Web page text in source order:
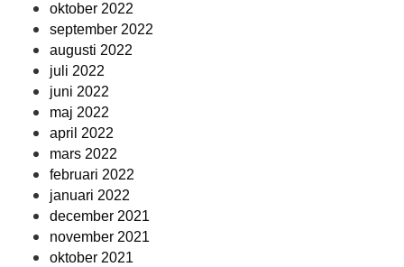
oktober 2022
september 2022
augusti 2022
juli 2022
juni 2022
maj 2022
april 2022
mars 2022
februari 2022
januari 2022
december 2021
november 2021
oktober 2021